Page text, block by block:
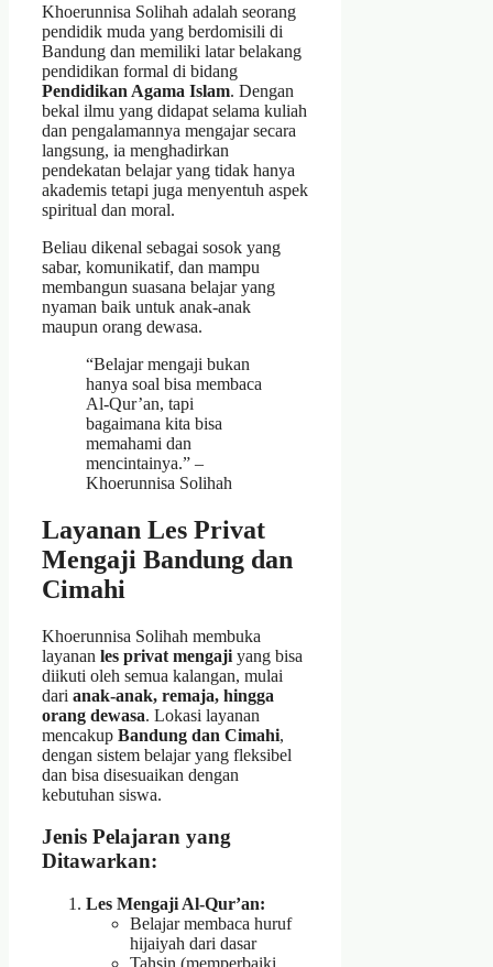
Khoerunnisa Solihah adalah seorang
pendidik muda yang berdomisili di
Bandung dan memiliki latar belakang
pendidikan formal di bidang
Pendidikan Agama Islam. Dengan
bekal ilmu yang didapat selama kuliah
dan pengalamannya mengajar secara
langsung, ia menghadirkan
pendekatan belajar yang tidak hanya
akademis tetapi juga menyentuh aspek
spiritual dan moral.
Beliau dikenal sebagai sosok yang
sabar, komunikatif, dan mampu
membangun suasana belajar yang
nyaman baik untuk anak-anak
maupun orang dewasa.
“Belajar mengaji bukan
hanya soal bisa membaca
Al-Qur’an, tapi
bagaimana kita bisa
memahami dan
mencintainya.” –
Khoerunnisa Solihah
Layanan Les Privat
Mengaji Bandung dan
Cimahi
Khoerunnisa Solihah membuka
layanan les privat mengaji yang bisa
diikuti oleh semua kalangan, mulai
dari anak-anak, remaja, hingga
orang dewasa. Lokasi layanan
mencakup Bandung dan Cimahi,
dengan sistem belajar yang fleksibel
dan bisa disesuaikan dengan
kebutuhan siswa.
Jenis Pelajaran yang
Ditawarkan:
Les Mengaji Al-Qur’an:
Belajar membaca huruf
hijaiyah dari dasar
Tahsin (memperbaiki